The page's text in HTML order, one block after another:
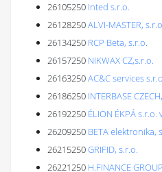
26105250 Inted s.r.o.
26128250ALVI-MASTER,
26134250 RCP Beta, s.r.o.
26157250 NIKWAX CZ,s.r.o.
26163250AC&C services
26186250 INTERBASE
26192250 ÉLION ÉKPÁ s.r.o.
26209250 BETA elektronika,
26215250GRIFID, s.r.o.
26221250 H.FINANCE